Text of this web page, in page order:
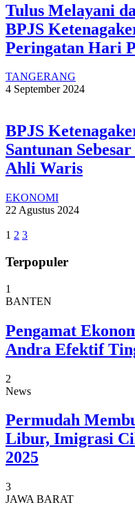
Tulus Melayani
BPJS
Peringatan Hari
TANGERANG
4 September 2024
BPJS
Santunan
Ahli Waris
EKONOMI
22 Agustus 2024
1 2 3
Terpopuler
1
BANTEN
Pengamat
Andra Efektif
2
News
Permudah
Libur, Imigrasi
2025
3
JAWA BARAT